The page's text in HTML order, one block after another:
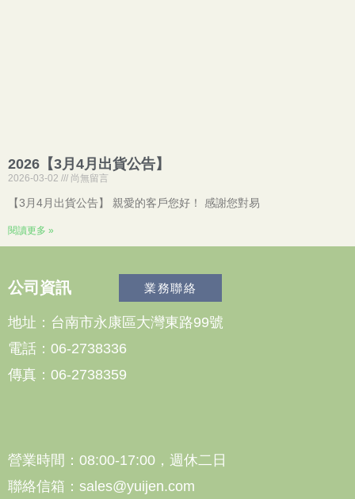
2026【3月4月出貨公告】
2026-03-02 尚無留言
【3月4月出貨公告】 親愛的客戶您好！ 感謝您對易
閱讀更多 »
公司資訊 業務聯絡
地址：台南市永康區大灣東路99號
電話：06-2738336
傳真：06-2738359
營業時間：08:00-17:00，週休二日
聯絡信箱：sales@yuijen.com